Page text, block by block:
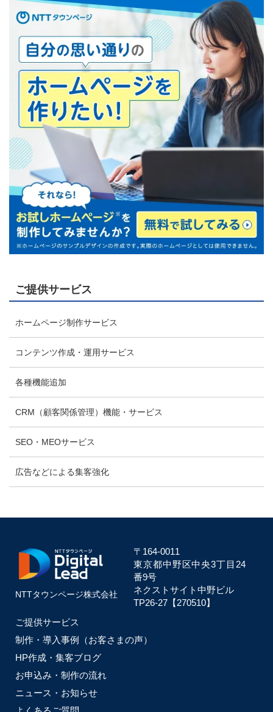
ご提供サービス
ホームページ制作サービス
コンテンツ作成・運用サービス
各種機能追加
CRM（顧客関係管理）機能・サービス
SEO・MEOサービス
広告などによる集客強化
NTTタウンページ株式会社
ご提供サービス
制作・導入事例（お客さまの声）
HP作成・集客ブログ
お申込み・制作の流れ
ニュース・お知らせ
〒164-0011
東京都中野区中央3丁目24
番9号
ネクストサイト中野ビル
TP26-27【270510】